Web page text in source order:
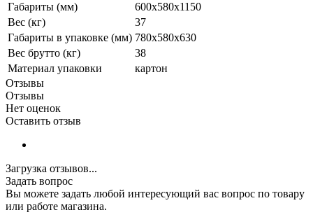
Габариты (мм)
600x580x1150
Вес (кг)
37
Габариты в упаковке (мм) 780x580x630
Вес брутто (кг)
38
Материал упаковки
картон
Отзывы
Отзывы
Нет оценок
Оставить отзыв
Загрузка отзывов...
Задать вопрос
Вы можете задать любой интересующий вас вопрос по товару
или работе магазина.